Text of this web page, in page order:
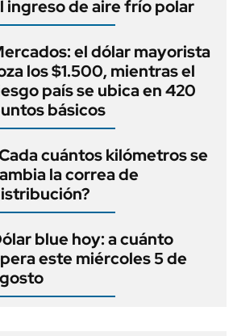
ingreso de aire frío polar
el dólar mayorista
los $1.500, mientras el
país se ubica en 420
básicos
cuántos kilómetros se
la correa de
blue hoy: a cuánto
este miércoles 5 de